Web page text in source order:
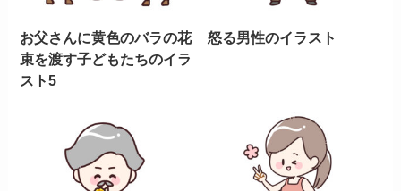
お父さんに黄色のバラの花
束を渡す子どもたちのイラ
スト5
怒る男性のイラスト